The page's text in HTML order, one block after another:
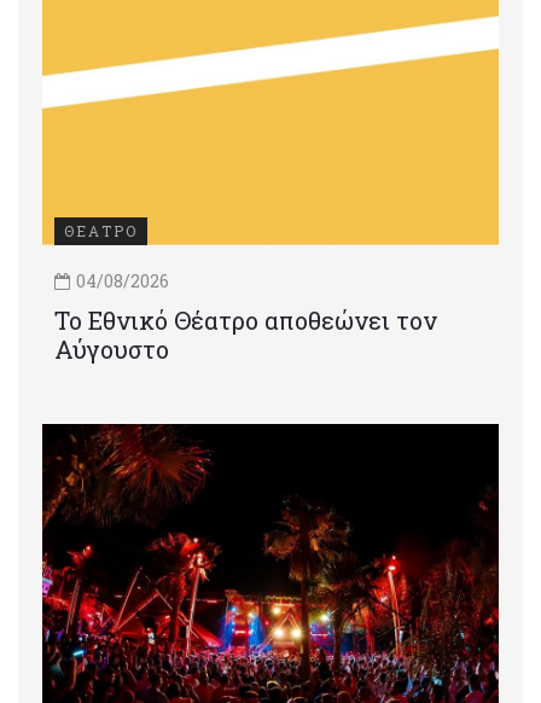
ΘΕΑΤΡΟ
04/08/2026
Το Εθνικό Θέατρο αποθεώνει τον
Αύγουστο